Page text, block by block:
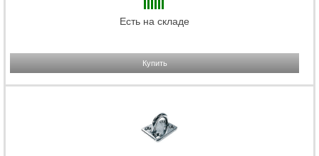
Есть на складе
Купить